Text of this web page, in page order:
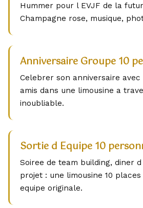
Hummer pour l EVJF de la
Champagne rose, musique,
Anniversaire Groupe 10
Celebrer son anniversaire avec
amis dans une limousine a
inoubliable.
Sortie d Equipe 10
Soiree de team building, diner
projet : une limousine 10
equipe originale.